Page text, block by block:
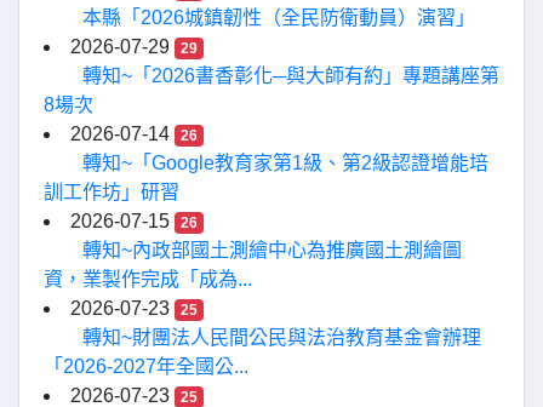
本縣「2026城鎮韌性（全民防衛動員）演習」
2026-07-29
29
轉知~「2026書香彰化─與大師有約」專題講座第
8場次
2026-07-14
26
轉知~「Google教育家第1級、第2級認證增能培
訓工作坊」研習
2026-07-15
26
轉知~內政部國土測繪中心為推廣國土測繪圖
資，業製作完成「成為...
2026-07-23
25
轉知~財團法人民間公民與法治教育基金會辦理
「2026-2027年全國公...
2026-07-23
25